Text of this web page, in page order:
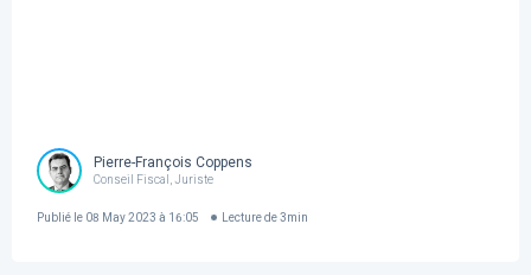
Pierre-François Coppens
Conseil Fiscal, Juriste
Publié le 08 May 2023 à 16:05 Lecture de 3min